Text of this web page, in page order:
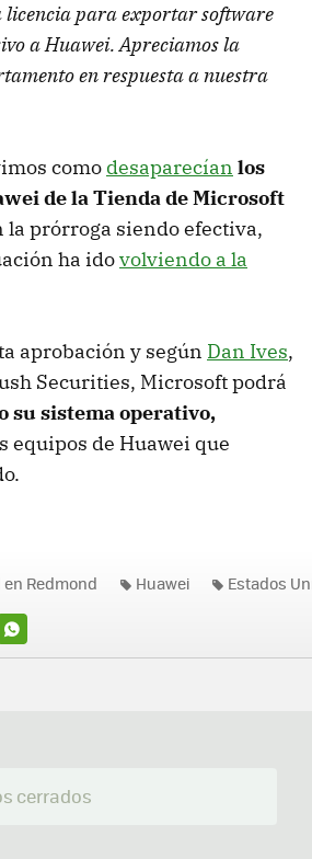
licencia para exportar software
a Huawei. Apreciamos la
en respuesta a nuestra
como desaparecían los
de la Tienda de Microsoft
la prórroga siendo efectiva,
ha idovolviendo a la
aprobación y según Dan Ives,
Securities, Microsoft podrá
su sistema operativo,
equipos de Huawei que
Redmond Huawei Estados
cerrados